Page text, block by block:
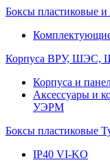
Боксы пластиковые
Корпуса ВРУ,
Корпуса и
Аксессуары и
УЭРМ
Боксы пластиковые
IP40 VI-KO